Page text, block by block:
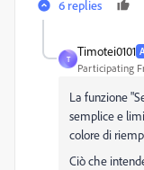
6 replies
T
Timotei0101
Participating
La funzione
semplice e
colore di
Ciò che